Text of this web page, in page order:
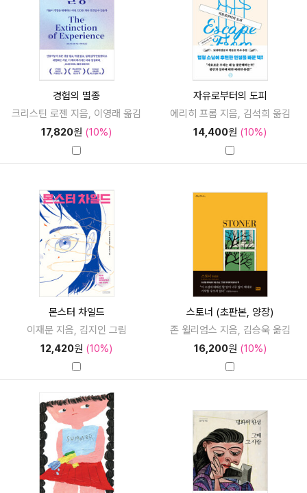
경험의 멸종
크리스틴 로젠 지음, 이영래 옮김
17,820원 (10%)
자유로부터의 도피
에리히 프롬 지음, 김석희 옮김
14,400원 (10%)
몬스터 차일드
이재문 지음, 김지인 그림
12,420원 (10%)
스토너 (초판본, 양장)
존 윌리엄스 지음, 김승욱 옮김
16,200원 (10%)